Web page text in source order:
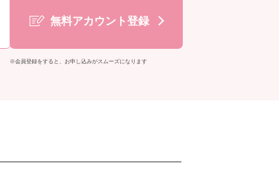
無料アカウント登録
※会員登録をすると、お申し込みがスムーズになります